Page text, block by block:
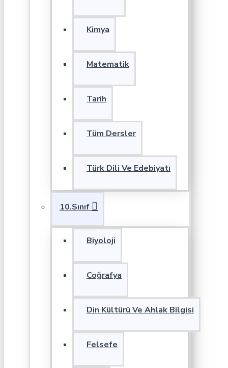
Kimya
Matematik
Tarih
Tüm Dersler
Türk Dili Ve Edebiyatı
10.Sınıf
Biyoloji
Coğrafya
Din Kültürü Ve Ahlak Bilgisi
Felsefe